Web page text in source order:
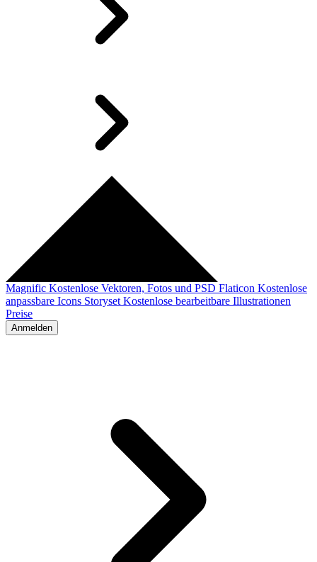
Magnific Kostenlose Vektoren, Fotos und PSD Flaticon Kostenlose
anpassbare Icons Storyset Kostenlose bearbeitbare Illustrationen
Preise
Anmelden